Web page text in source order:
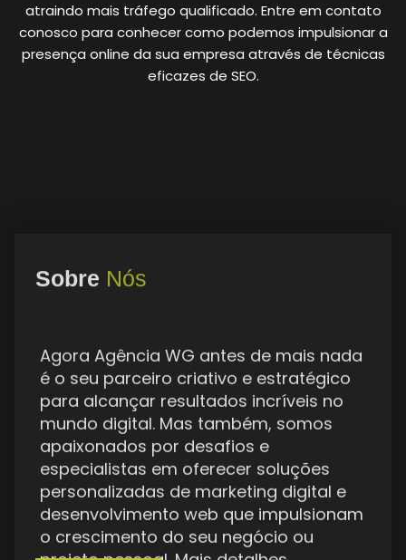
atraindo mais tráfego qualificado. Entre em contato
conosco para conhecer como podemos impulsionar a
presença online da sua empresa através de técnicas
eficazes de SEO.
Sobre Nós
é o seu parceiro criativo e estratégico
para alcançar resultados incríveis no
mundo digital. Mas também, somos
apaixonados por desafios e
especialistas em oferecer soluções
personalizadas de marketing digital e
desenvolvimento web que impulsionam
o crescimento do seu negócio ou
projeto pessoal. Mais detalhes.